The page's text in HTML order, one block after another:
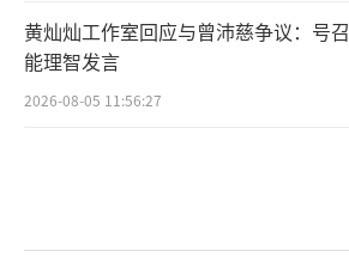
黄灿灿工作室回应与曾沛慈争议：号召
能理智发言
2026-08-05 11:56:27